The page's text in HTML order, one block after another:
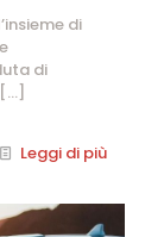
di
di
[…]
Leggi di più